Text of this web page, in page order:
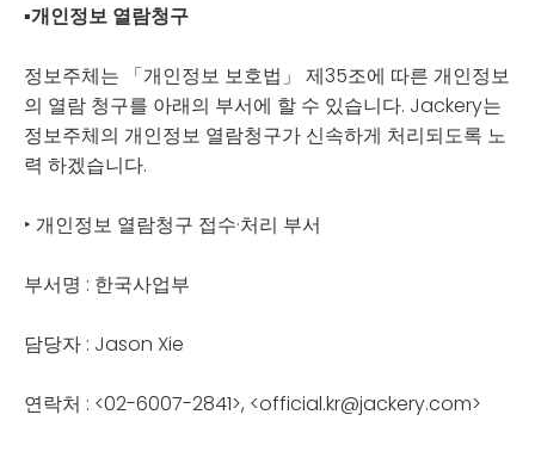
▪개인정보 열람청구
정보주체는 「개인정보 보호법」 제35조에 따른 개인정보
의 열람 청구를 아래의 부서에 할 수 있습니다. Jackery는
정보주체의 개인정보 열람청구가 신속하게 처리되도록 노
력 하겠습니다.
‣ 개인정보 열람청구 접수·처리 부서
부서명 : 한국사업부
담당자 : Jason Xie
연락처 : <02-6007-2841>, <official.kr@jackery.com>